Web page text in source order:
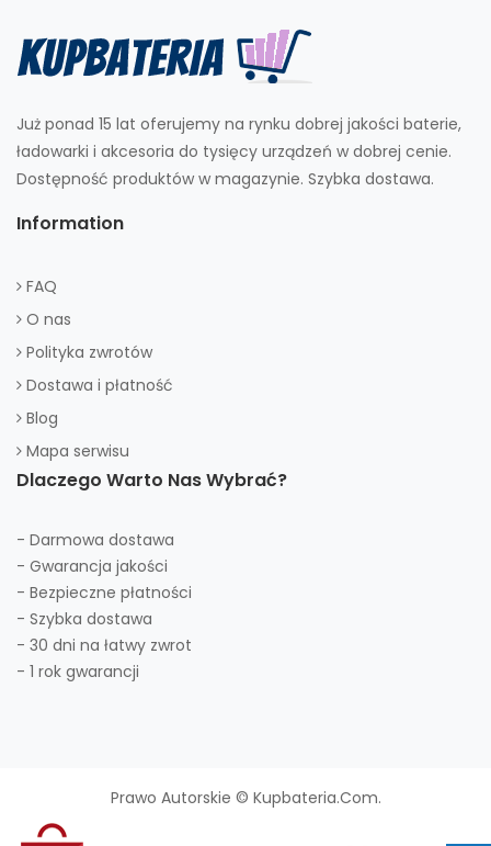
Już ponad 15 lat oferujemy na rynku dobrej jakości baterie,
ładowarki i akcesoria do tysięcy urządzeń w dobrej cenie.
Dostępność produktów w magazynie. Szybka dostawa.
Information
FAQ
O nas
Polityka zwrotów
Dostawa i płatność
Blog
Mapa serwisu
Dlaczego Warto Nas Wybrać?
- Darmowa dostawa
- Gwarancja jakości
- Bezpieczne płatności
- Szybka dostawa
- 30 dni na łatwy zwrot
- 1 rok gwarancji
Prawo Autorskie © Kupbateria.com.